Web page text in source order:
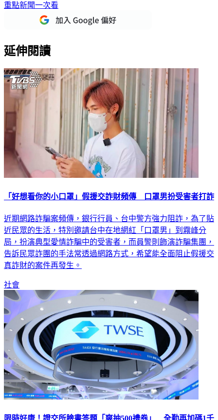
重點新聞一次看
延伸閱讀
「好想看你的小口罩」假援交詐財頻傳 口罩男扮受害者打詐
近期網路詐騙案頻傳，銀行行員、台中警方強力阻詐，為了貼
近民眾的生活，特別邀請台中在地網紅「口罩男」到霧峰分
局，扮演典型愛情詐騙中的受害者，而員警則飾演詐騙集團，
告訴民眾詐團的手法常透過網路方式，希望能全面阻止假援交
真詐財的案件再發生。
社會